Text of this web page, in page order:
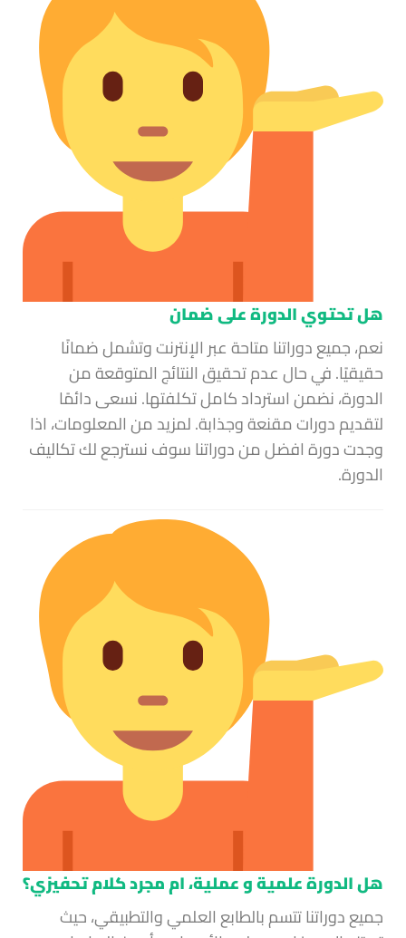
هل تحتوي الدورة على ضمان
نعم، جميع دوراتنا متاحة عبر الإنترنت وتشمل ضمانًا
حقيقيًا. في حال عدم تحقيق النتائج المتوقعة من
الدورة، نضمن استرداد كامل تكلفتها. نسعى دائمًا
لتقديم دورات مقنعة وجذابة. لمزيد من المعلومات، اذا
وجدت دورة افضل من دوراتنا سوف نسترجع لك تكاليف
الدورة.
هل الدورة علمية و عملية، ام مجرد كلام تحفيزي؟
جميع دوراتنا تتسم بالطابع العلمي والتطبيقي، حيث